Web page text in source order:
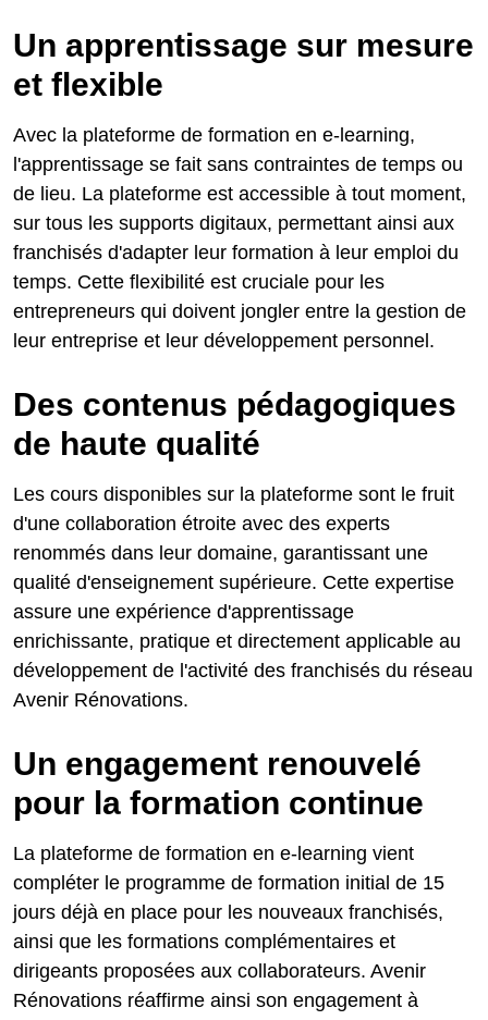
Un apprentissage sur mesure
et flexible
Avec la plateforme de formation en e-learning,
l'apprentissage se fait sans contraintes de temps ou
de lieu. La plateforme est accessible à tout moment,
sur tous les supports digitaux, permettant ainsi aux
franchisés d'adapter leur formation à leur emploi du
temps. Cette flexibilité est cruciale pour les
entrepreneurs qui doivent jongler entre la gestion de
leur entreprise et leur développement personnel.
Des contenus pédagogiques
de haute qualité
Les cours disponibles sur la plateforme sont le fruit
d'une collaboration étroite avec des experts
renommés dans leur domaine, garantissant une
qualité d'enseignement supérieure. Cette expertise
assure une expérience d'apprentissage
enrichissante, pratique et directement applicable au
développement de l'activité des franchisés du réseau
Avenir Rénovations.
Un engagement renouvelé
pour la formation continue
La plateforme de formation en e-learning vient
compléter le programme de formation initial de 15
jours déjà en place pour les nouveaux franchisés,
ainsi que les formations complémentaires et
dirigeants proposées aux collaborateurs. Avenir
Rénovations réaffirme ainsi son engagement à